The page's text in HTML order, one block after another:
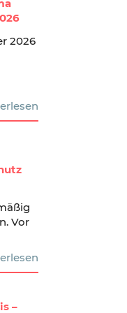
2026
Vor
–